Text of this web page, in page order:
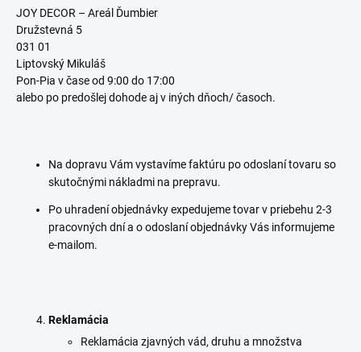
JOY DECOR – Areál Ďumbier
Družstevná 5
031 01
Liptovský Mikuláš
Pon-Pia v čase od 9:00 do 17:00
alebo po predošlej dohode aj v iných dňoch/ časoch.
Na dopravu Vám vystavíme faktúru po odoslaní tovaru so
skutočnými nákladmi na prepravu.
Po uhradení objednávky expedujeme tovar v priebehu 2-3
pracovných dní a o odoslaní objednávky Vás informujeme
e-mailom.
Reklamácia
Reklamácia zjavných vád, druhu a množstva